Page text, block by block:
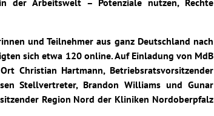
der Arbeitswelt – Potenziale nutzen, Rechte
und Teilnehmer aus ganz Deutschland nach
sich etwa 120 online. Auf Einladung von MdB
Christian Hartmann, Betriebsratsvorsitzender
Stellvertreter, Brandon Williams und Gunar
Region Nord der Kliniken Nordoberpfalz